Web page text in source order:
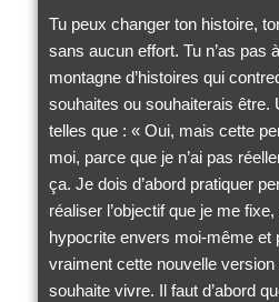
Tu peux changer ton histoire,
sans aucun effort. Tu n’as pas
montagne d’histoires qui
souhaites ou souhaiterais être.
telles que : « Oui, mais cette
moi, parce que je n’ai pas
ça. Je dois d’abord pratiquer
réaliser l’objectif que je me
hypocrite envers moi-même et
vraiment cette nouvelle
souhaite vivre. Il faut d’abord